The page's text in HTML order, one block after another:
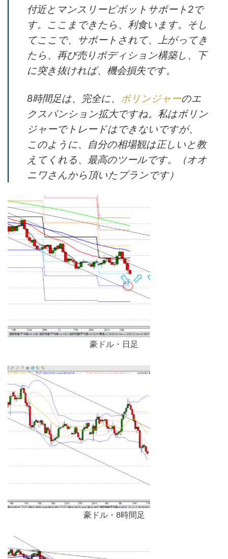
付近とマンスリーピボットサポート2で
す。ここまできたら、利食います。そし
てここで、サポートされて、上がってき
たら、再び売りポディション構築し、下
に突き抜ければ、機会損失です。
8時間足は、完全に、 ボリンジャーのエ
クスパンション拡大ですね。私はボリン
ジャーでトレードはできないですが、
このように、自分の相場観は正しいと教
えてくれる、最高のツールです。（オオ
ニワさんから頂いたプランです）
豪ドル・日足
豪ドル・8時間足